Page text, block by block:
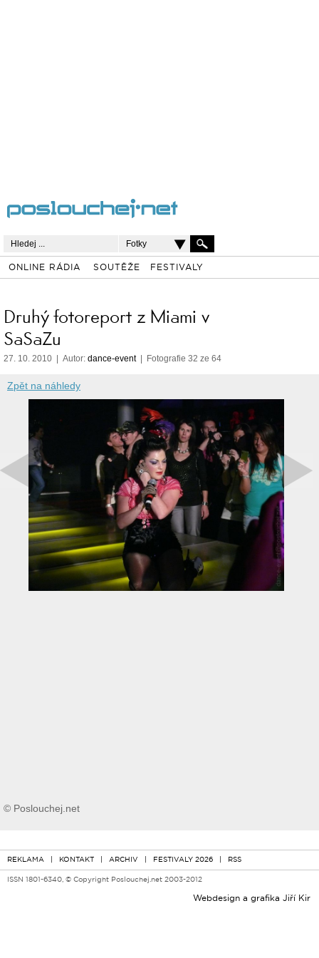
Fotky
ONLINE RÁDIA SOUTĚŽE FESTIVALY
Druhý fotoreport z Miami v
SaSaZu
27. 10. 2010 | Autor: dance-event| Fotografie 32 ze 64
Zpět na náhledy
© Poslouchej.net
REKLAMA | KONTAKT | ARCHIV | FESTIVALY 2026 | RSS
ISSN 1801-6340, © Copyright Poslouchej.net 2003-2012
Webdesign a grafika Jiří Kir